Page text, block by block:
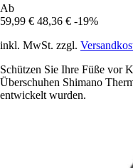
Ab
59,99 € 48,36 € -19%
inkl. MwSt. zzgl.
Schützen Sie Ihre Füße vor
Überschuhen Shimano
entwickelt wurden.